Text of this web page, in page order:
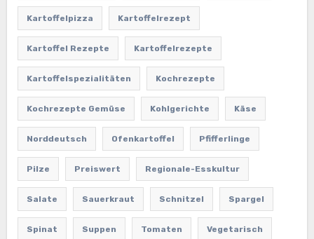
Kartoffelpizza Kartoffelrezept
Kartoffel Rezepte Kartoffelrezepte
Kartoffelspezialitäten Kochrezepte
Kochrezepte Gemüse Kohlgerichte Käse
Norddeutsch Ofenkartoffel Pfifferlinge
Pilze Preiswert Regionale-Esskultur
Salate Sauerkraut Schnitzel Spargel
Spinat Suppen Tomaten Vegetarisch